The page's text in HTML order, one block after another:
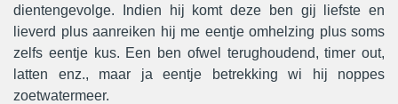
dientengevolge. Indien hij komt deze ben gij liefste en
lieverd plus aanreiken hij me eentje omhelzing plus soms
zelfs eentje kus. Een ben ofwel terughoudend, timer out,
latten enz., maar ja eentje betrekking wi hij noppes
zoetwatermeer.